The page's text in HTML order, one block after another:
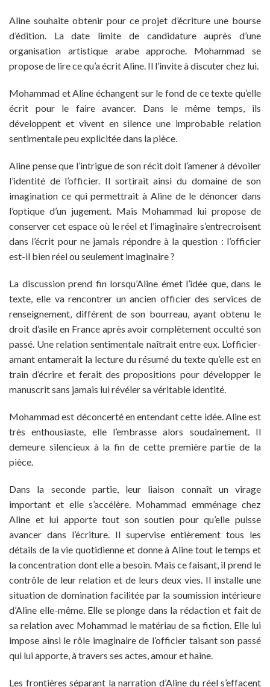
Aline souhaite obtenir pour ce projet d’écriture une bourse
d’édition. La date limite de candidature auprès d’une
organisation artistique arabe approche. Mohammad se
propose de lire ce qu’a écrit Aline. Il l’invite à discuter chez lui.
Mohammad et Aline échangent sur le fond de ce texte qu’elle
écrit pour le faire avancer. Dans le même temps, ils
développent et vivent en silence une improbable relation
sentimentale peu explicitée dans la pièce.
Aline pense que l’intrigue de son récit doit l’amener à dévoiler
l’identité de l’officier. Il sortirait ainsi du domaine de son
imagination ce qui permettrait à Aline de le dénoncer dans
l’optique d’un jugement. Mais Mohammad lui propose de
conserver cet espace où le réel et l’imaginaire s’entrecroisent
dans l’écrit pour ne jamais répondre à la question : l’officier
est-il bien réel ou seulement imaginaire ?
La discussion prend fin lorsqu’Aline émet l’idée que, dans le
texte, elle va rencontrer un ancien officier des services de
renseignement, différent de son bourreau, ayant obtenu le
droit d’asile en France après avoir complètement occulté son
passé. Une relation sentimentale naîtrait entre eux. L’officier-
amant entamerait la lecture du résumé du texte qu’elle est en
train d’écrire et ferait des propositions pour développer le
manuscrit sans jamais lui révéler sa véritable identité.
Mohammad est déconcerté en entendant cette idée. Aline est
très enthousiaste, elle l’embrasse alors soudainement. Il
demeure silencieux à la fin de cette première partie de la
pièce.
Dans la seconde partie, leur liaison connaît un virage
important et elle s’accélère. Mohammad emménage chez
Aline et lui apporte tout son soutien pour qu’elle puisse
avancer dans l’écriture. Il supervise entièrement tous les
détails de la vie quotidienne et donne à Aline tout le temps et
la concentration dont elle a besoin. Mais ce faisant, il prend le
contrôle de leur relation et de leurs deux vies. Il installe une
situation de domination facilitée par la soumission intérieure
d’Aline elle-même. Elle se plonge dans la rédaction et fait de
sa relation avec Mohammad le matériau de sa fiction. Elle lui
impose ainsi le rôle imaginaire de l’officier taisant son passé
qui lui apporte, à travers ses actes, amour et haine.
Les frontières séparant la narration d’Aline du réel s’effacent